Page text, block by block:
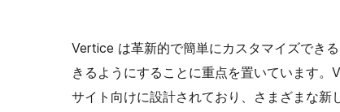
Vertice は革新的で簡単にカスタマイズでき
きるようにすることに重点を置いています
サイト向けに設計されており、さまざまな